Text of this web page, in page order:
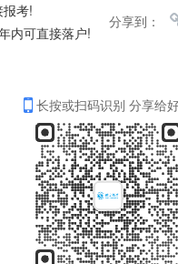
考!
内可直接落户!
分享到：
长按或扫码识别 分享给